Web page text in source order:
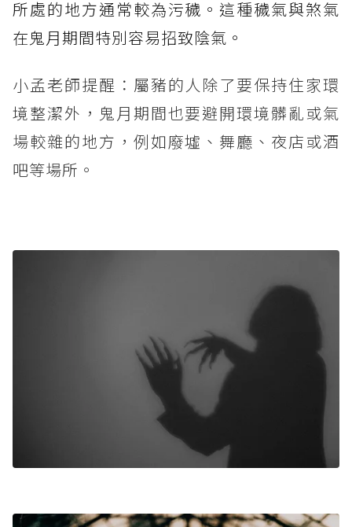
所處的地方通常較為污穢。這種穢氣與煞氣
在鬼月期間特別容易招致陰氣。
小孟老師提醒：屬豬的人除了要保持住家環
境整潔外，鬼月期間也要避開環境髒亂或氣
場較雜的地方，例如廢墟、舞廳、夜店或酒
吧等場所。